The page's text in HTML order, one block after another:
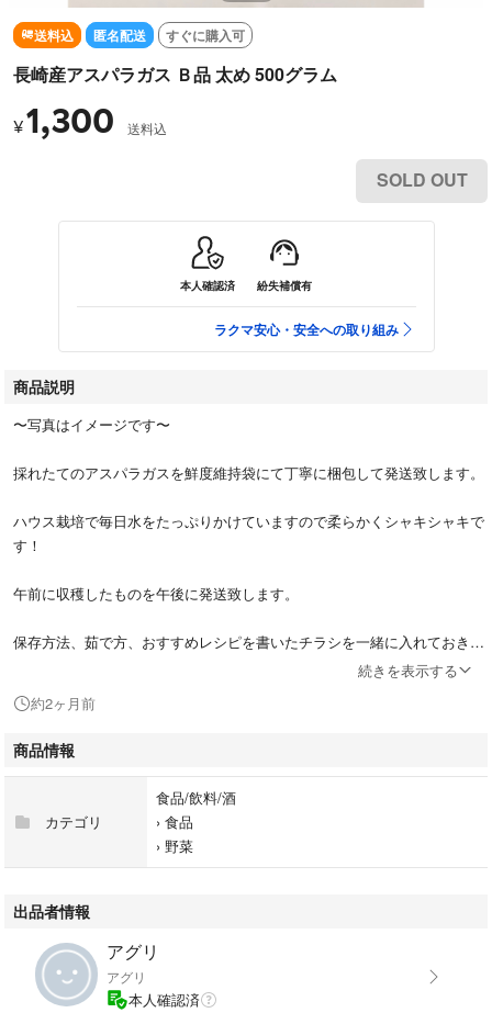
送料込 匿名配送 すぐに購入可
長崎産アスパラガス Ｂ品 太め 500グラム
¥1,300 送料込
SOLD OUT
本人確認済 紛失補償有
ラクマ安心・安全への取り組み
商品説明
〜写真はイメージです〜
採れたてのアスパラガスを鮮度維持袋にて丁寧に梱包して発送致します。
ハウス栽培で毎日水をたっぷりかけていますので柔らかくシャキシャキで
す！
午前に収穫したものを午後に発送致します。
保存方法、茹で方、おすすめレシピを書いたチラシを一緒に入れておきま
＊常温発送の為痛みがでる場合があります。ご了承の上ご購入お願い致し
ます。
＊クール便をご希望の方はお知らせ下さい。
＊2キロや3キロご注文ご希望の方はお知らせ下さい。
＊市場の相場により出品時価格の変更があります。
＊北海道、沖縄の方は航空搭載致しますのでご購入後にお知らせ下さい。
こちらの商品はポストに投函になりますので受け取り不要です。
＊基本支払い後翌日に発送致します。
続きを表示する
約2ヶ月前
商品情報
カテゴリ
食品/飲料/酒
› 食品
› 野菜
出品者情報
アグリ
アグリ
本人確認済